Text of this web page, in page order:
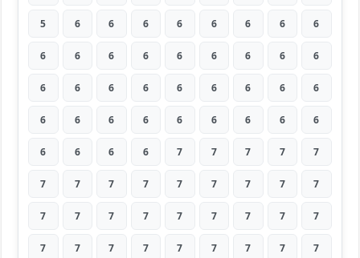
5 6 6 6 6 6 6 6 6
6 6 6 6 6 6 6 6 6
6 6 6 6 6 6 6 6 6
6 6 6 6 6 6 6 6 6
6 6 6 6 7 7 7 7 7
7 7 7 7 7 7 7 7 7
7 7 7 7 7 7 7 7 7
7 7 7 7 7 7 7 7 7